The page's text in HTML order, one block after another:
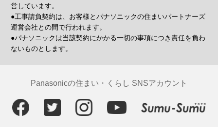
営しています。
●工事請負契約は、お客様とパナソニックの住まいパートナーズ
運営会社との間で行われます。
●パナソニックは当該契約にかかる一切の事項につき責任を負わ
ないものとします。
Panasonicの住まい・くらし SNSアカウント